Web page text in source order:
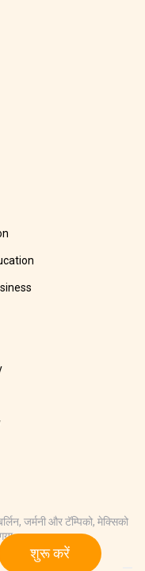
शुरू करें
जर्मनी और टॅम्पिको, मेक्सिको